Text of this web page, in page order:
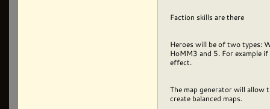
Faction skills are there
Heroes will be of two types:
HoMM3 and 5. For example
effect.
The map generator will allow
create balanced maps.